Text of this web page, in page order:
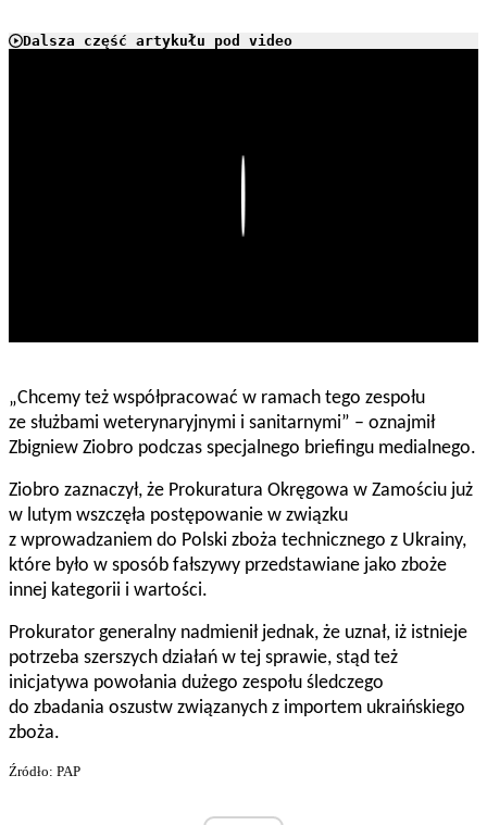
Dalsza część artykułu pod video
„Chcemy też współpracować w ramach tego zespołu
ze służbami weterynaryjnymi i sanitarnymi” – oznajmił
Zbigniew Ziobro podczas specjalnego briefingu medialnego.
Ziobro zaznaczył, że Prokuratura Okręgowa w Zamościu już
w lutym wszczęła postępowanie w związku
z wprowadzaniem do Polski zboża technicznego z Ukrainy,
które było w sposób fałszywy przedstawiane jako zboże
innej kategorii i wartości.
Prokurator generalny nadmienił jednak, że uznał, iż istnieje
potrzeba szerszych działań w tej sprawie, stąd też
inicjatywa powołania dużego zespołu śledczego
do zbadania oszustw związanych z importem ukraińskiego
zboża.
Źródło: PAP